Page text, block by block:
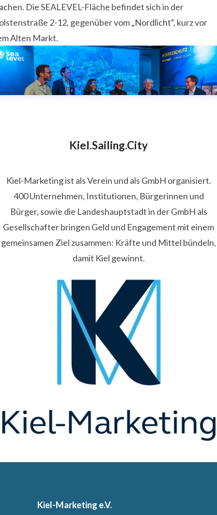
Die SEALEVEL-Fläche befindet sich in der
2-12, gegenüber vom „Nordlicht“, kurz vor
Alten Markt.
Kiel.Sailing.City
Kiel-Marketing ist als Verein und als GmbH organisiert.
400 Unternehmen, Institutionen, Bürgerinnen und
Bürger, sowie die Landeshauptstadt in der GmbH als
Gesellschafter bringen Geld und Engagement mit einem
gemeinsamen Ziel zusammen: Kräfte und Mittel bündeln,
damit Kiel gewinnt.
Kiel-Marketing e.V.